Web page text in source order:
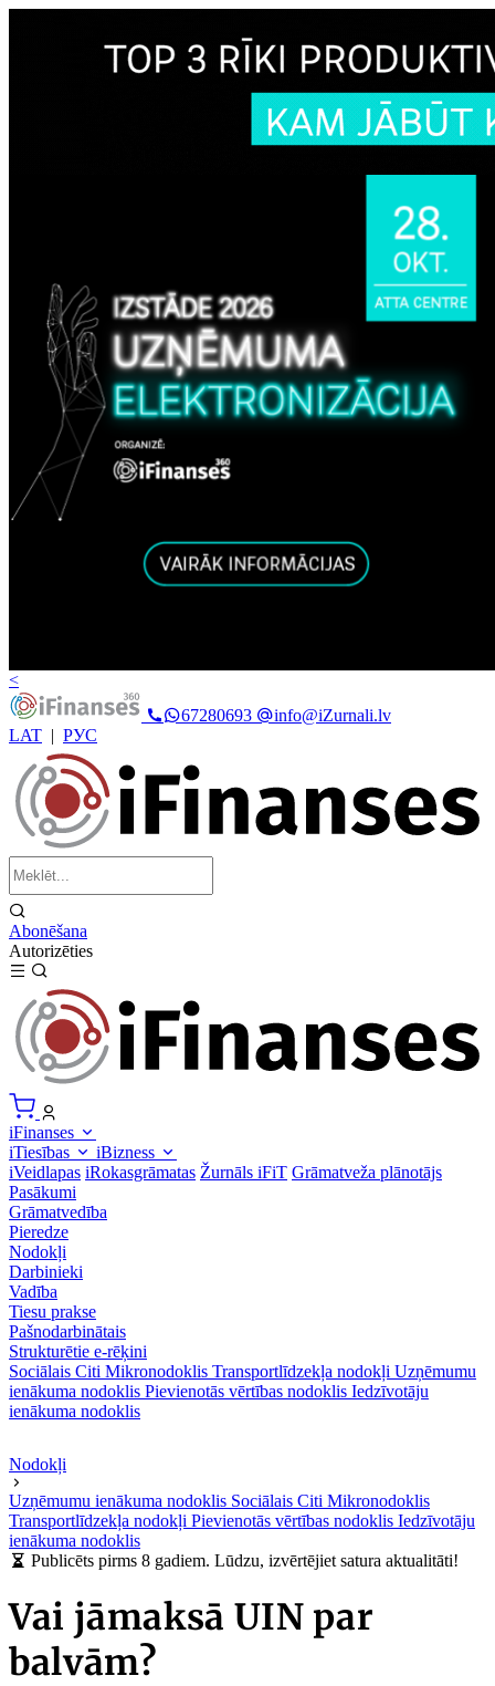
<
67280693
info@iZurnali.lv
LAT | РУС
Abonēšana
Autorizēties
iFinanses
iTiesības
iBizness
iVeidlapas iRokasgrāmatas Žurnāls iFiT Grāmatveža plānotājs
Pasākumi
Grāmatvedība
Pieredze
Nodokļi
Darbinieki
Vadība
Tiesu prakse
Pašnodarbinātais
Strukturētie e-rēķini
Sociālais Citi Mikronodoklis Transportlīdzekļa nodokļi Uzņēmumu
ienākuma nodoklis Pievienotās vērtības nodoklis Iedzīvotāju
ienākuma nodoklis
Nodokļi
Uzņēmumu ienākuma nodoklis Sociālais Citi Mikronodoklis
Transportlīdzekļa nodokļi Pievienotās vērtības nodoklis Iedzīvotāju
ienākuma nodoklis
Publicēts pirms 8 gadiem. Lūdzu, izvērtējiet satura aktualitāti!
Vai jāmaksā UIN par
balvām?